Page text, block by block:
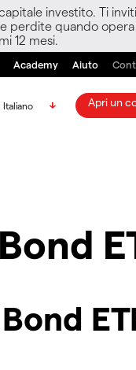
investito. Ti
perdite quando
12 mesi.
Academy Aiuto
Italiano Apri un